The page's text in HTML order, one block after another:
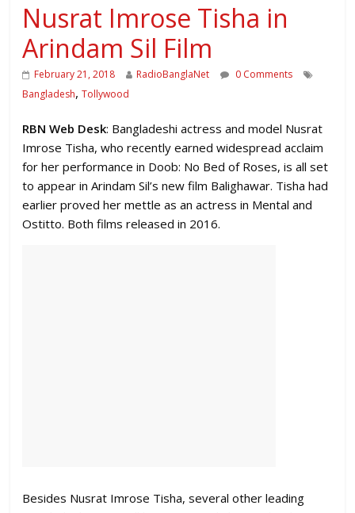
Nusrat Imrose Tisha in
Arindam Sil Film
February 21, 2018 RadioBanglaNet
0 Comments
Bangladesh,Tollywood
RBN Web Desk: Bangladeshi actress and model Nusrat
Imrose Tisha, who recently earned widespread acclaim
for her performance in Doob: No Bed of Roses, is all set
to appear in Arindam Sil’s new film Balighawar. Tisha had
earlier proved her mettle as an actress in Mental and
Ostitto. Both films released in 2016.
Besides Nusrat Imrose Tisha, several other leading